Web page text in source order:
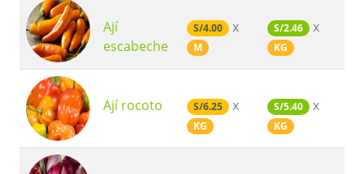
Ají
escabeche
S/4.00 x
M
S/2.46 x
KG
Ají rocoto S/6.25 x
KG
S/5.40 x
KG